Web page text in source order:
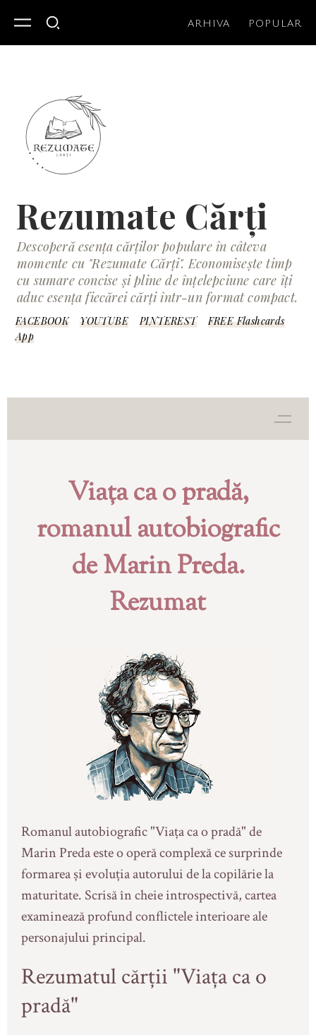
ARHIVA POPULAR
Rezumate Cărți
Descoperă esența cărților populare în câteva
momente cu "Rezumate Cărți". Economisește timp
cu sumare concise și pline de înțelepciune care îți
aduc esența fiecărei cărți într-un format compact.
FACEBOOK YOUTUBE PINTEREST
FREE Flashcards
App
Viața ca o pradă,
romanul autobiografic
de Marin Preda.
Rezumat
Romanul autobiografic "Viața ca o pradă" de
Marin Preda este o operă complexă ce surprinde
formarea și evoluția autorului de la copilărie la
maturitate. Scrisă în cheie introspectivă, cartea
examinează profund conflictele interioare ale
personajului principal.
Rezumatul cărții "Viața ca o
pradă"